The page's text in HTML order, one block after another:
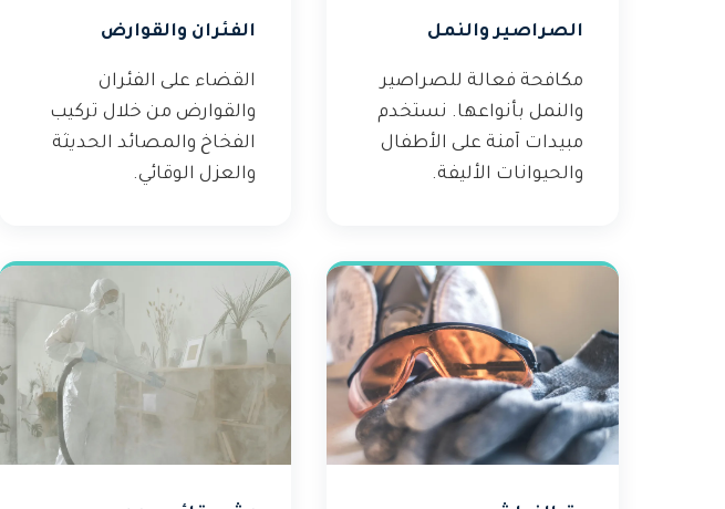
الصراصير والنمل
مكافحة فعالة للصراصير
والنمل بأنواعها. نستخدم
مبيدات آمنة على الأطفال
والحيوانات الأليفة.
الفئران والقوارض
القضاء على الفئران
والقوارض من خلال تركيب
الفخاخ والمصائد الحديثة
والعزل الوقائي.